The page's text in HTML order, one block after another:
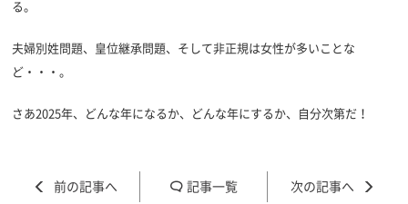
る。
夫婦別姓問題、皇位継承問題、そして非正規は女性が多いことな
ど・・・。
さあ2025年、どんな年になるか、どんな年にするか、自分次第だ！
記事一覧